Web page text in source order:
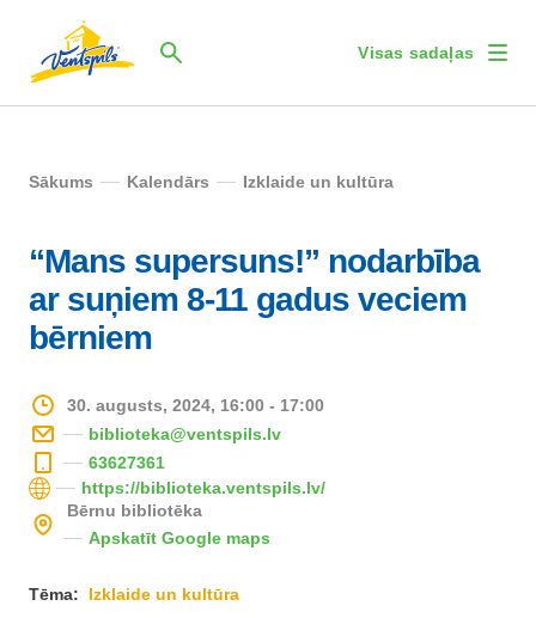
Visas sadaļas
Sākums Kalendārs Izklaide un kultūra
“Mans supersuns!” nodarbība
ar suņiem 8-11 gadus veciem
bērniem
30. augusts, 2024, 16:00 - 17:00
biblioteka@ventspils.lv
63627361
https://biblioteka.ventspils.lv/
Bērnu bibliotēka
Apskatīt Google maps
Tēma: Izklaide un kultūra